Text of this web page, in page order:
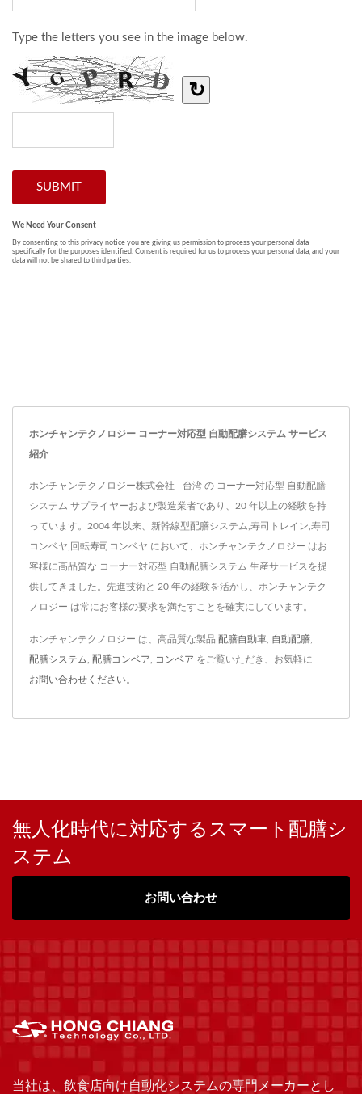
ホンチャンテクノロジー コーナー対応型 自動配膳システム サービス
紹介
ホンチャンテクノロジー株式会社 - 台湾 の コーナー対応型 自動配膳
システム サプライヤーおよび製造業者であり、20 年以上の経験を持
っています。2004 年以来、新幹線型配膳システム,寿司トレイン,寿司
コンベヤ,回転寿司コンベヤ において、ホンチャンテクノロジー はお
客様に高品質な コーナー対応型 自動配膳システム 生産サービスを提
供してきました。先進技術と 20 年の経験を活かし、ホンチャンテク
ノロジー は常にお客様の要求を満たすことを確実にしています。
ホンチャンテクノロジー は、高品質な製品 配膳自動車 自動配膳
配膳システム 配膳コンベア コンベア をご覧いただき、お気軽に
お問い合わせください。
無人化時代に対応するスマート配膳シ
ステム
お問い合わせ
当社は、飲食店向け自動化システムの専門メーカーとし